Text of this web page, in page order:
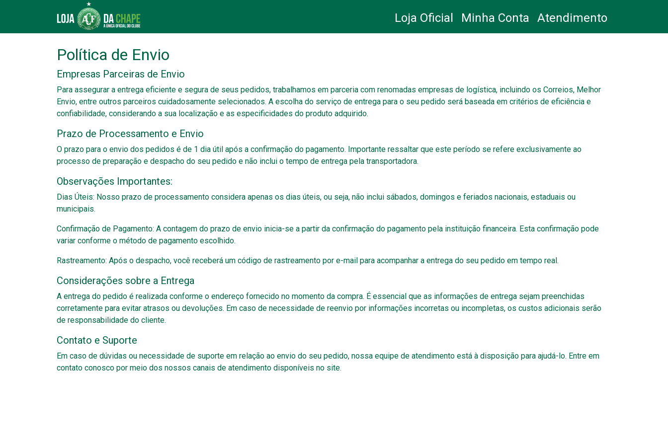
Loja Oficial Minha Conta Atendimento
Política de Envio
Empresas Parceiras de Envio
Para assegurar a entrega eficiente e segura de seus pedidos, trabalhamos em parceria com renomadas empresas de logística, incluindo os Correios, Melhor
Envio, entre outros parceiros cuidadosamente selecionados. A escolha do serviço de entrega para o seu pedido será baseada em critérios de eficiência e
confiabilidade, considerando a sua localização e as especificidades do produto adquirido.
Prazo de Processamento e Envio
O prazo para o envio dos pedidos é de 1 dia útil após a confirmação do pagamento. Importante ressaltar que este período se refere exclusivamente ao
processo de preparação e despacho do seu pedido e não inclui o tempo de entrega pela transportadora.
Observações Importantes:
Dias Úteis: Nosso prazo de processamento considera apenas os dias úteis, ou seja, não inclui sábados, domingos e feriados nacionais, estaduais ou
municipais.
Confirmação de Pagamento: A contagem do prazo de envio inicia-se a partir da confirmação do pagamento pela instituição financeira. Esta confirmação pode
variar conforme o método de pagamento escolhido.
Rastreamento: Após o despacho, você receberá um código de rastreamento por e-mail para acompanhar a entrega do seu pedido em tempo real.
Considerações sobre a Entrega
A entrega do pedido é realizada conforme o endereço fornecido no momento da compra. É essencial que as informações de entrega sejam preenchidas
corretamente para evitar atrasos ou devoluções. Em caso de necessidade de reenvio por informações incorretas ou incompletas, os custos adicionais serão
de responsabilidade do cliente.
Contato e Suporte
Em caso de dúvidas ou necessidade de suporte em relação ao envio do seu pedido, nossa equipe de atendimento está à disposição para ajudá-lo. Entre em
contato conosco por meio dos nossos canais de atendimento disponíveis no site.